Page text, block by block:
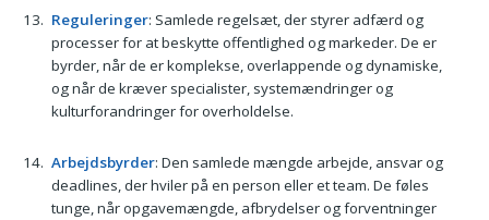
Reguleringer: Samlede regelsæt, der styrer adfærd og
processer for at beskytte offentlighed og markeder. De er
byrder, når de er komplekse, overlappende og dynamiske,
og når de kræver specialister, systemændringer og
kulturforandringer for overholdelse.
Arbejdsbyrder: Den samlede mængde arbejde, ansvar og
deadlines, der hviler på en person eller et team. De føles
tunge, når opgavemængde, afbrydelser og forventninger